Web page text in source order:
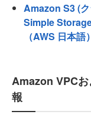
Amazon S3 (
Simple
（AWS 日本語）
Amazon VPC
報